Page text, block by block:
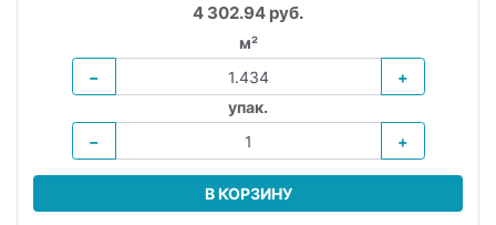
4 302.94 руб.
м²
−
+
упак.
−
+
В КОРЗИНУ